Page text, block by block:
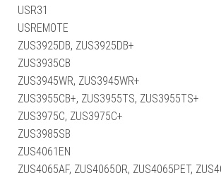
USR31
USREMOTE
ZUS3925DB, ZUS3925DB+
ZUS3935CB
ZUS3945WR, ZUS3945WR+
ZUS3955CB+, ZUS3955TS, ZUS3955TS+
ZUS3975C, ZUS3975C+
ZUS3985SB
ZUS4061EN
ZUS4065AF, ZUS4065OR, ZUS4065PET,